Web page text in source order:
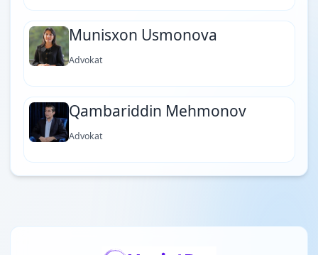
Munisxon Usmonova
Advokat
Qambariddin Mehmonov
Advokat